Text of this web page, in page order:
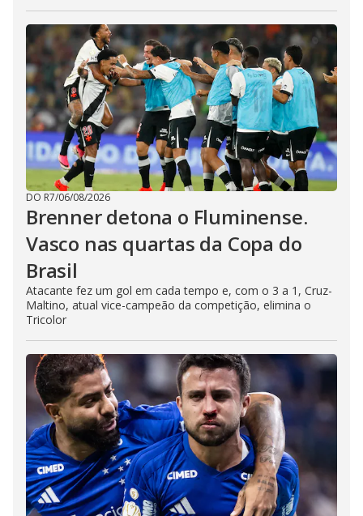
DO R7/06/08/2026
Brenner detona o Fluminense.
Vasco nas quartas da Copa do
Brasil
Atacante fez um gol em cada tempo e, com o 3 a 1, Cruz-
Maltino, atual vice-campeão da competição, elimina o
Tricolor